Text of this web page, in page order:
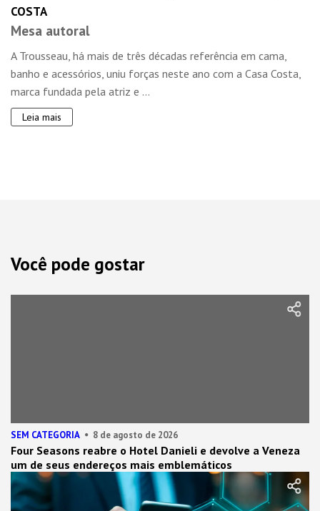
COSTA
Mesa autoral
A Trousseau, há mais de três décadas referência em cama,
banho e acessórios, uniu forças neste ano com a Casa Costa,
marca fundada pela atriz e ...
Leia mais
Você pode gostar
SEM CATEGORIA 8 de agosto de 2026
Four Seasons reabre o Hotel Danieli e devolve a Veneza
um de seus endereços mais emblemáticos